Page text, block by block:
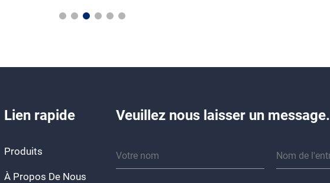
Lien rapide
Produits
À Propos De Nous
Veuillez nous laisser un message.